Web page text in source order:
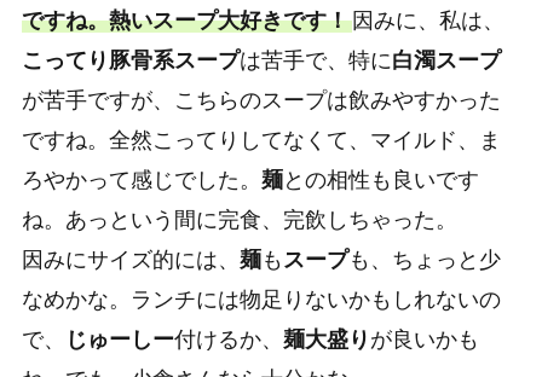
ですね。熱いスープ大好きです！因みに、私は、
こってり豚骨系スープは苦手で、特に白濁スープ
が苦手ですが、こちらのスープは飲みやすかった
ですね。全然こってりしてなくて、マイルド、ま
ろやかって感じでした。 麺との相性も良いです
ね。あっという間に完食、完飲しちゃった。
因みにサイズ的には、 麺も スープも、ちょっと少
なめかな。ランチには物足りないかもしれないの
で、
じゅーしー付けるか、 麺大盛り が良いかも